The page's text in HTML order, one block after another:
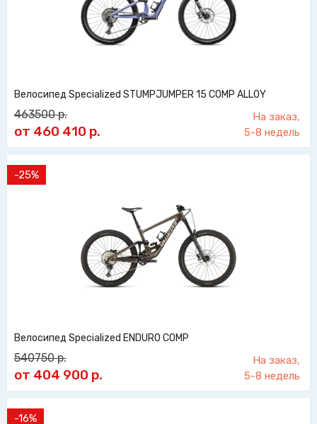
Велосипед Specialized STUMPJUMPER 15 COMP ALLOY
463500р.
от 460 410 р.
На заказ,
5-8 недель
-25%
Велосипед Specialized ENDURO COMP
540750р.
от 404 900 р.
На заказ,
5-8 недель
-16%